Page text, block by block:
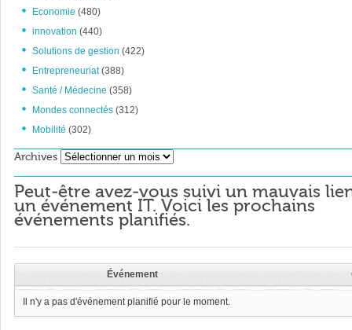
Economie (480)
innovation (440)
Solutions de gestion (422)
Entrepreneuriat(388)
Santé / Médecine (358)
Mondes connectés (312)
Mobilité (302)
Archives Archives
Peut-être avez-vous suivi un mauvais
un événement IT. Voici les prochains
événements planifiés.
Événement
Il n'y a pas d'événement planifié pour le moment.